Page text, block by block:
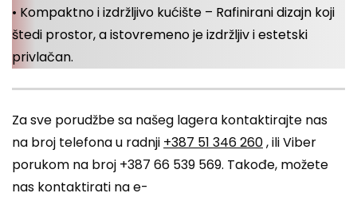
• Kompaktno i izdržljivo kućište – Rafinirani dizajn koji
štedi prostor, a istovremeno je izdržljiv i estetski
privlačan.
Za sve porudžbe sa našeg lagera kontaktirajte nas
na broj telefona u radnji +387 51 346 260, ili Viber
porukom na broj +387 66 539 569. Takođe, možete
nas kontaktirati na e-